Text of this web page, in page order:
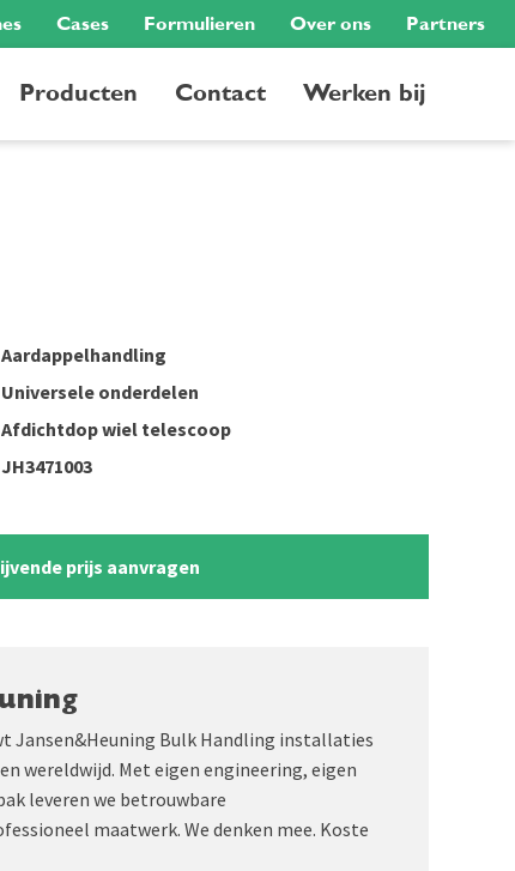
Cases Formulieren Over ons Partners
Producten Contact Werken bij
Aardappelhandling
Universele onderdelen
Afdichtdop wiel telescoop
JH3471003
prijs aanvragen
Jansen&Heuning Bulk Handling installaties
wereldwijd. Met eigen engineering, eigen
leveren we betrouwbare
maatwerk. We denken mee. Koste